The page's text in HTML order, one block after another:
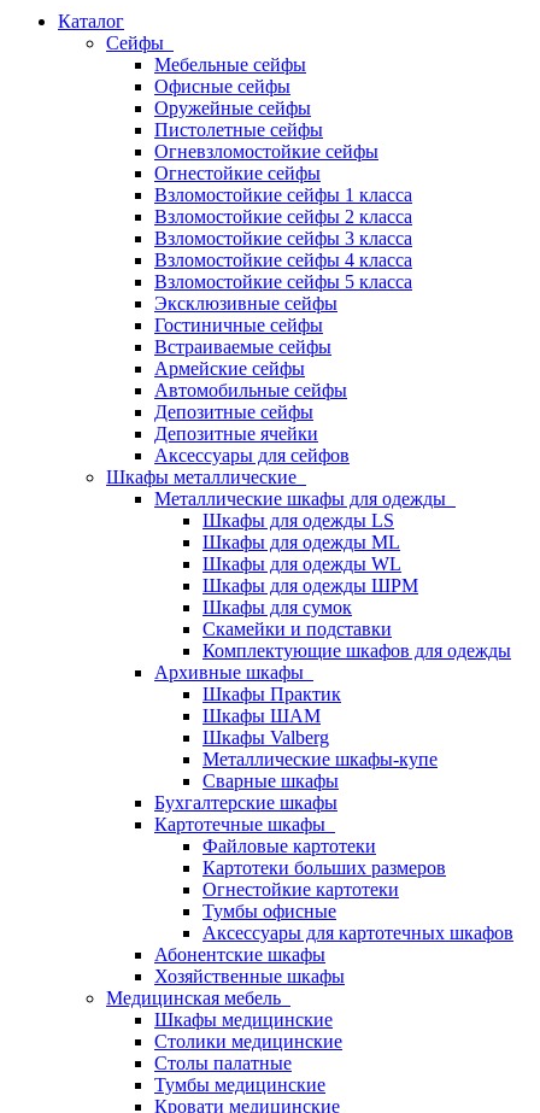
Каталог
Сейфы
Мебельные сейфы
Офисные сейфы
Оружейные сейфы
Пистолетные сейфы
Огневзломостойкие сейфы
Огнестойкие сейфы
Взломостойкие сейфы 1 класса
Взломостойкие сейфы 2 класса
Взломостойкие сейфы 3 класса
Взломостойкие сейфы 4 класса
Взломостойкие сейфы 5 класса
Эксклюзивные сейфы
Гостиничные сейфы
Встраиваемые сейфы
Армейские сейфы
Автомобильные сейфы
Депозитные сейфы
Депозитные ячейки
Аксессуары для сейфов
Шкафы металлические
Металлические шкафы для одежды
Шкафы для одежды LS
Шкафы для одежды ML
Шкафы для одежды WL
Шкафы для одежды ШРМ
Шкафы для сумок
Скамейки и подставки
Комплектующие шкафов для одежды
Архивные шкафы
Шкафы Практик
Шкафы ШАМ
Шкафы Valberg
Металлические шкафы-купе
Сварные шкафы
Бухгалтерские шкафы
Картотечные шкафы
Файловые картотеки
Картотеки больших размеров
Огнестойкие картотеки
Тумбы офисные
Аксессуары для картотечных шкафов
Абонентские шкафы
Хозяйственные шкафы
Медицинская мебель
Шкафы медицинские
Столики медицинские
Столы палатные
Тумбы медицинские
Кровати медицинские